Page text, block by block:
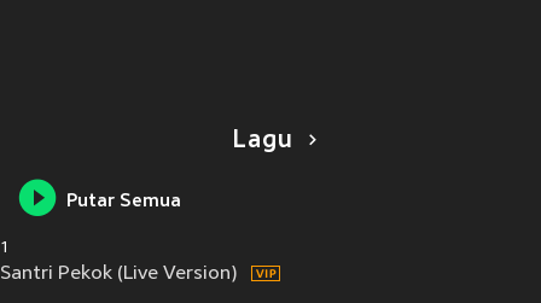
Lagu
Putar Semua
1
Santri Pekok (Live Version)